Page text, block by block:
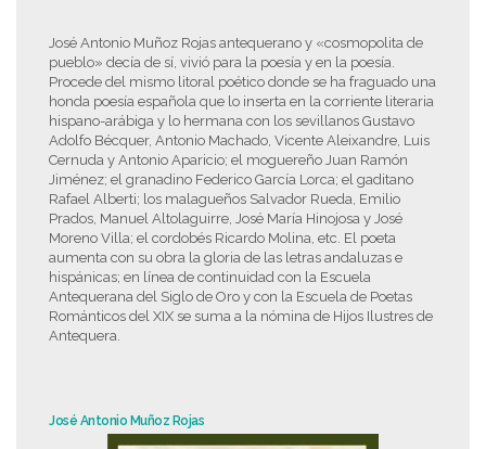
José Antonio Muñoz Rojas antequerano y «cosmopolita de
pueblo» decía de sí, vivió para la poesía y en la poesía.
Procede del mismo litoral poético donde se ha fraguado una
honda poesía española que lo inserta en la corriente literaria
hispano-arábiga y lo hermana con los sevillanos Gustavo
Adolfo Bécquer, Antonio Machado, Vicente Aleixandre, Luis
Cernuda y Antonio Aparicio; el moguereño Juan Ramón
Jiménez; el granadino Federico García Lorca; el gaditano
Rafael Alberti; los malagueños Salvador Rueda, Emilio
Prados, Manuel Altolaguirre, José María Hinojosa y José
Moreno Villa; el cordobés Ricardo Molina, etc. El poeta
aumenta con su obra la gloria de las letras andaluzas e
hispánicas; en línea de continuidad con la Escuela
Antequerana del Siglo de Oro y con la Escuela de Poetas
Románticos del XIX se suma a la nómina de Hijos Ilustres de
Antequera.
José Antonio Muñoz Rojas